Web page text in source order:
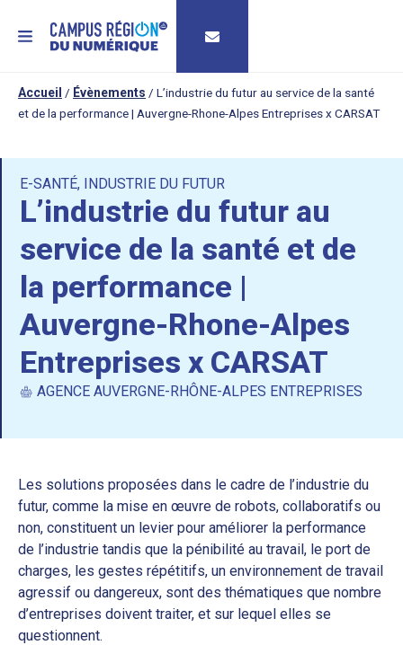
MENU
Accueil / Évènements / L’industrie du futur au service de la santé
et de la performance | Auvergne-Rhone-Alpes Entreprises x CARSAT
E-SANTÉ, INDUSTRIE DU FUTUR
L’industrie du futur au
service de la santé et de
la performance |
Auvergne-Rhone-Alpes
Entreprises x CARSAT
AGENCE AUVERGNE-RHÔNE-ALPES ENTREPRISES
Les solutions proposées dans le cadre de l’industrie du
futur, comme la mise en œuvre de robots, collaboratifs ou
non, constituent un levier pour améliorer la performance
de l’industrie tandis que la pénibilité au travail, le port de
charges, les gestes répétitifs, un environnement de travail
agressif ou dangereux, sont des thématiques que nombre
d’entreprises doivent traiter, et sur lequel elles se
questionnent.